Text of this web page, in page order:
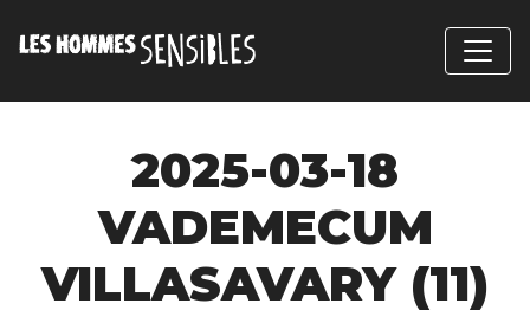
2025-03-18
VADEMECUM
VILLASAVARY (11)